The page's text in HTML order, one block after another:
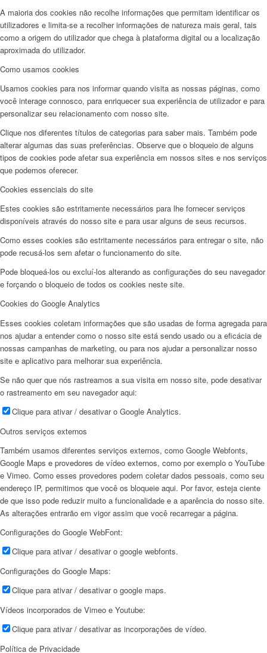
A maioria dos cookies não recolhe informações que permitam identificar os
utilizadores e limita-se a recolher informações de natureza mais geral, tais
como a origem do utilizador que chega à plataforma digital ou a localização
aproximada do utilizador.
Como usamos cookies
Usamos cookies para nos informar quando visita as nossas páginas, como
você interage connosco, para enriquecer sua experiência de utilizador e para
personalizar seu relacionamento com nosso site.
Clique nos diferentes títulos de categorias para saber mais. Também pode
alterar algumas das suas preferências. Observe que o bloqueio de alguns
tipos de cookies pode afetar sua experiência em nossos sites e nos serviços
que podemos oferecer.
Cookies essenciais do site
Estes cookies são estritamente necessários para lhe fornecer serviços
disponíveis através do nosso site e para usar alguns de seus recursos.
Como esses cookies são estritamente necessários para entregar o site, não
pode recusá-los sem afetar o funcionamento do site.
Pode bloqueá-los ou excluí-los alterando as configurações do seu navegador
e forçando o bloqueio de todos os cookies neste site.
Cookies do Google Analytics
Esses cookies coletam informações que são usadas de forma agregada para
nos ajudar a entender como o nosso site está sendo usado ou a eficácia de
nossas campanhas de marketing, ou para nos ajudar a personalizar nosso
site e aplicativo para melhorar sua experiência.
Se não quer que nós rastreamos a sua visita em nosso site, pode desativar
o rastreamento em seu navegador aqui:
Clique para ativar / desativar o Google Analytics.
Outros serviços externos
Também usamos diferentes serviços externos, como Google Webfonts,
Google Maps e provedores de vídeo externos, como por exemplo o YouTube
e Vimeo. Como esses provedores podem coletar dados pessoais, como seu
endereço IP, permitimos que você os bloqueie aqui. Por favor, esteja ciente
de que isso pode reduzir muito a funcionalidade e a aparência do nosso site.
As alterações entrarão em vigor assim que você recarregar a página.
Configurações do Google WebFont:
Clique para ativar / desativar o google webfonts.
Configurações do Google Maps:
Clique para ativar / desativar o google maps.
Vídeos incorporados de Vimeo e Youtube:
Clique para ativar / desativar as incorporações de vídeo.
Política de Privacidade